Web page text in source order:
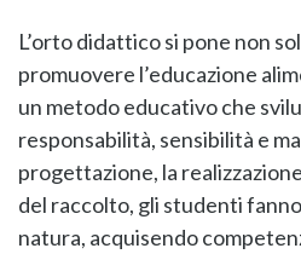
L’orto didattico si pone non
promuovere l’educazione
un metodo educativo che
responsabilità, sensibilità e
progettazione, la
del raccolto, gli studenti
natura, acquisendo